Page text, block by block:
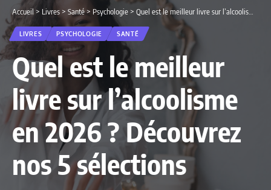
Accueil > Livres > Santé> Psychologie > Quel est le meilleur livre sur l’alcoolisme en 2026 ? Découvrez nos 5 sélections
LIVRES PSYCHOLOGIE SANTÉ
Quel est le meilleur
livre sur l’alcoolisme
en 2026 ? Découvrez
nos 5 sélections